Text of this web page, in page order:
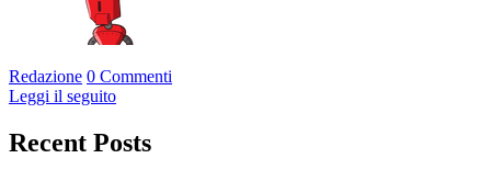
Redazione 0 Commenti
Leggi il seguito
Recent Posts